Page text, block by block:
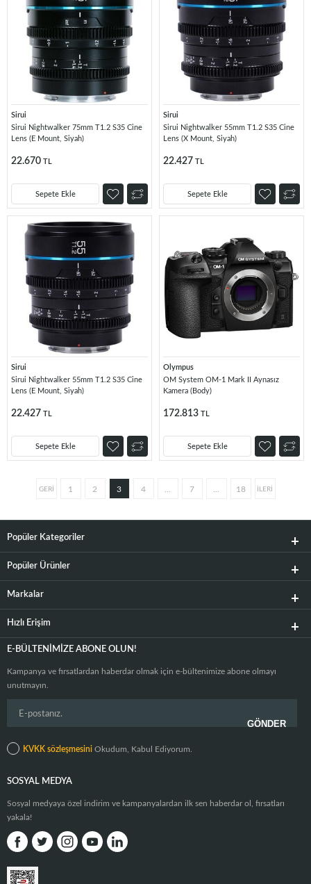
Sirui
Sirui Nightwalker 75mm T1.2 S35 Cine
Lens (E Mount, Siyah)
22.670 TL
Sepete Ekle
Sirui
Sirui Nightwalker 55mm T1.2 S35 Cine
Lens (X Mount, Siyah)
22.427 TL
Sepete Ekle
Sirui
Sirui Nightwalker 55mm T1.2 S35 Cine
Lens (E Mount, Siyah)
22.427 TL
Sepete Ekle
Olympus
OM System OM-1 Mark II Aynasız
Kamera (Body)
172.813 TL
Sepete Ekle
1 2 3 4 7 18
Popüler Kategoriler
Popüler Ürünler
Markalar
Hızlı Erişim
E-BÜLTENIMIZE ABONE OLUN!
Kampanya ve fırsatlardan haberdar olmak için e-bültenimize abone olmayı
unutmayın.
KVKK sözleşmesini Okudum, Kabul Ediyorum.
SOSYAL MEDYA
Sosyal medyaya özel indirim ve kampanyalardan ilk sen haberdar ol, fırsatları
yakala!